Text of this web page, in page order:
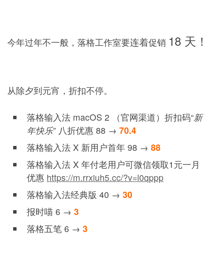
今年过年不一般，落格工作室要连着促销 18 天！
从除夕到元宵，折扣不停。
落格输入法 macOS 2 （官网渠道）折扣码“新
年快乐” 八折优惠 88 → 70.4
落格输入法 X 新用户首年 98 → 88
落格输入法 X 年付老用户可微信领取1元一月
优惠 https://m.rrxiuh5.cc/?v=l0qppp
落格输入法经典版 40 → 30
报时喵 6 → 3
落格五笔 6 → 3